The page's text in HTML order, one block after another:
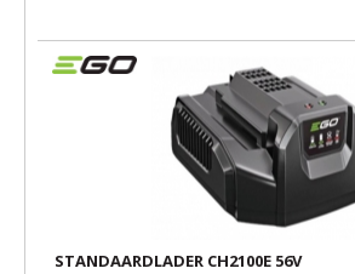
STANDAARDLADER CH2100E 56V